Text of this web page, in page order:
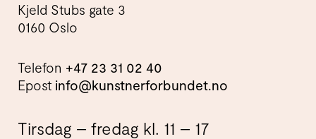
Kjeld Stubs gate 3
0160 Oslo
Telefon +47 23 31 02 40
Epost info@kunstnerforbundet.no
Tirsdag – fredag kl. 11 – 17